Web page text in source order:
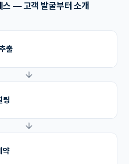
스 — 고객 발굴부터 소개
출
팅
약